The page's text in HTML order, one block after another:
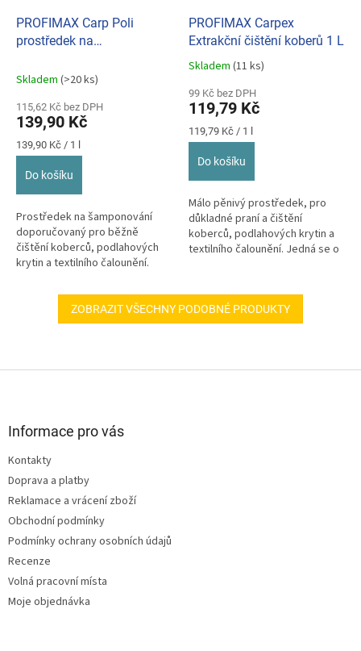
PROFIMAX Carp Poli
prostředek na
Skladem (>20 ks)
115,62 Kč bez DPH
139,90 Kč
Měrná
cena:
139,90 Kč / 1 l
Do košíku
Prostředek na šamponování
doporučovaný pro běžně
čištění koberců, podlahových
krytin a textilního čalounění.
vodní roztok...
PROFIMAX Carpex
Extrakční čištění koberů 1 L
Průměrné
produktu
je
5,0
z
Skladem (11 ks)
99 Kč bez DPH
119,79 Kč
Měrná
cena:
119,79 Kč / 1 l
Do košíku
Málo pěnivý prostředek, pro
důkladné praní a čištění
koberců, podlahových krytin a
textilního čalounění. Jedná se o
ZOBRAZIT VŠECHNY PODOBNÉ PRODUKTY
Informace pro vás
Kontakty
Doprava a platby
Reklamace a vrácení zboží
Obchodní podmínky
Podmínky ochrany osobních údajů
Recenze
Volná pracovní místa
Moje objednávka